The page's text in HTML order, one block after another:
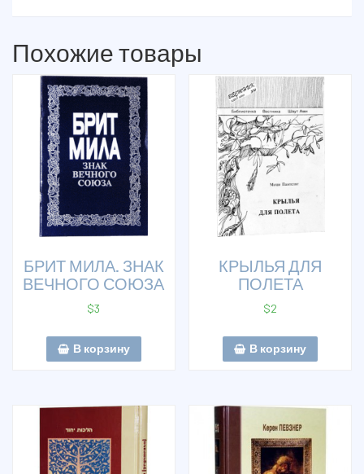
Похожие товары
БРИТ МИЛА. ЗНАК
ВЕЧНОГО СОЮЗА
$3
В корзину
КРЫЛЬЯ ДЛЯ
ПОЛЕТА
$2
В корзину